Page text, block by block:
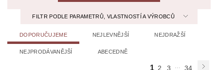
FILTR PODLE PARAMETRŮ, VLASTNOSTÍ A VÝROBCŮ
DOPORUČUJEME NEJLEVNĚJŠÍ NEJDRAŽŠÍ
NEJPRODÁVANĚJŠÍ ABECEDNĚ
1 2 3 ...
34